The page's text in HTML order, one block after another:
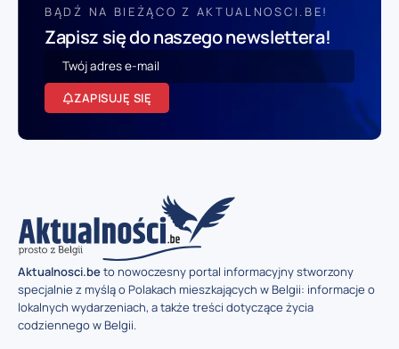
BĄDŹ NA BIEŻĄCO Z AKTUALNOSCI.BE!
Zapisz się do naszego newslettera!
ZAPISUJĘ SIĘ
Aktualnosci.beto nowoczesny portal informacyjny stworzony
specjalnie z myślą o Polakach mieszkających w Belgii: informacje o
lokalnych wydarzeniach, a także treści dotyczące życia
codziennego w Belgii.